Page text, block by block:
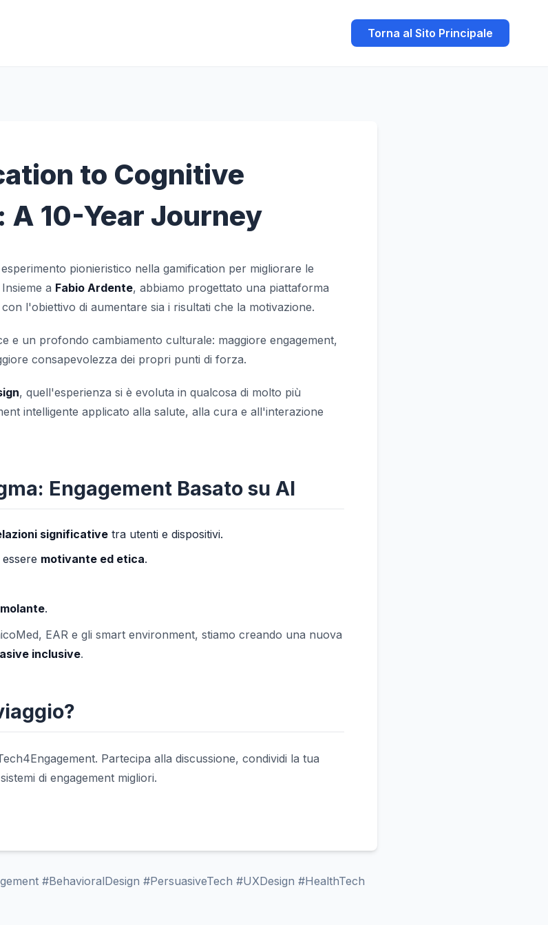
Torna al Sito Principale
to Cognitive
A 10-Year Journey
pionieristico nella gamification per migliorare le
a Fabio Ardente, abbiamo progettato una piattaforma
l'obiettivo di aumentare sia i risultati che la motivazione.
e un profondo cambiamento culturale: maggiore engagement,
consapevolezza dei propri punti di forza.
, quell'esperienza si è evoluta in qualcosa di molto più
intelligente applicato alla salute, alla cura e all'interazione
Engagement Basato su AI
significative tra utenti e dispositivi.
motivante ed etica.
.
EAR e gli smart environment, stiamo creando una nuova
inclusive.
Partecipa alla discussione, condividi la tua
di engagement migliori.
#BehavioralDesign #PersuasiveTech #UXDesign #HealthTech